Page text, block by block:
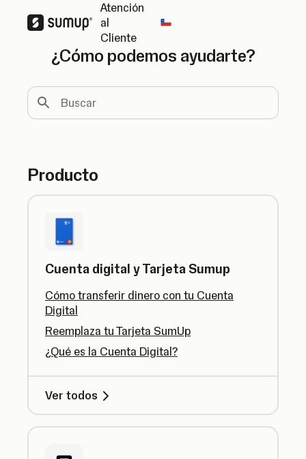
Atención
al
Cliente
Change country
¿Cómo podemos ayudarte?
Buscar
Producto
Cuenta digital y Tarjeta Sumup
Cómo transferir dinero con tu Cuenta
Digital
Reemplaza tu Tarjeta SumUp
¿Qué es la Cuenta Digital?
Ver todos